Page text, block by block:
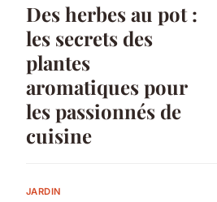
Des herbes au pot :
les secrets des
plantes
aromatiques pour
les passionnés de
cuisine
JARDIN